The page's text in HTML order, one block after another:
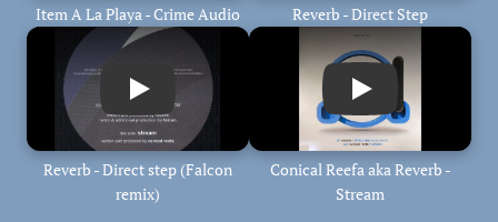
Item A La Playa - Crime Audio Reverb - Direct Step
Play
Reverb - Direct step (Falcon
remix)
Play
Conical Reefa aka Reverb -
Stream